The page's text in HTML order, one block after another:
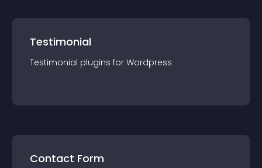
Testimonial
Testimonial plugins for Wordpress
Contact Form